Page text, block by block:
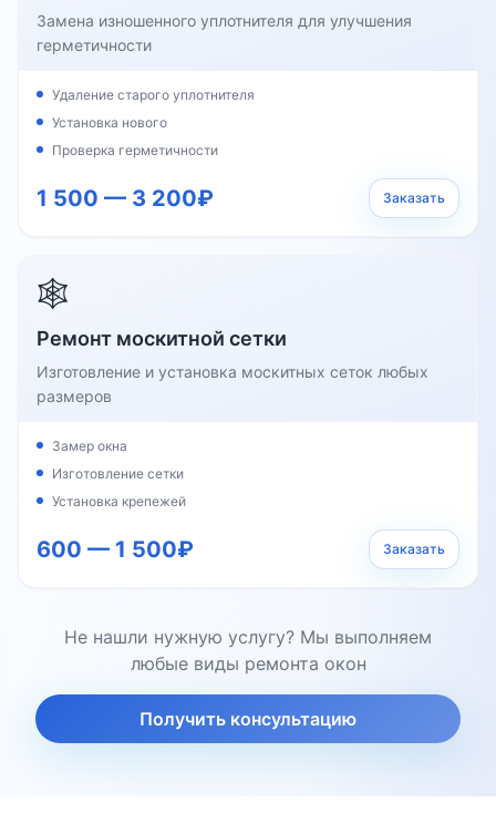
Замена изношенного уплотнителя для улучшения
герметичности
Удаление старого уплотнителя
Установка нового
Проверка герметичности
1 500 — 3 200₽ Заказать
🕸️
Ремонт москитной сетки
Изготовление и установка москитных сеток любых
размеров
Замер окна
Изготовление сетки
Установка крепежей
600 — 1 500₽ Заказать
Не нашли нужную услугу? Мы выполняем
любые виды ремонта окон
Получить консультацию